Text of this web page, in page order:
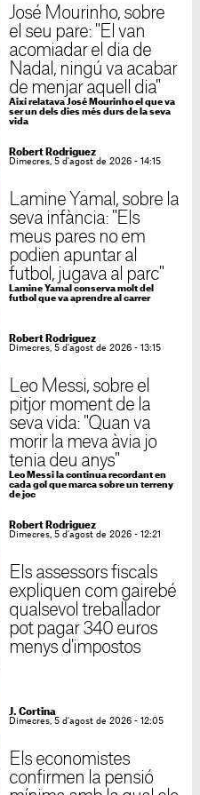
José Mourinho, sobre
el seu pare: "El van
acomiadar el dia de
Nadal, ningú va acabar
de menjar aquell dia"
Així relatava José Mourinho el que va
ser un dels dies més durs de la seva
vida
Robert Rodriguez
Dimecres, 5 d'agost de 2026 - 14:15
Lamine Yamal, sobre la
seva infància: "Els
meus pares no em
podien apuntar al
futbol, jugava al parc"
Lamine Yamal conserva molt del
futbol que va aprendre al carrer
Robert Rodriguez
Dimecres, 5 d'agost de 2026 - 13:15
Leo Messi, sobre el
pitjor moment de la
seva vida: "Quan va
morir la meva àvia jo
tenia deu anys"
Leo Messi la continua recordant en
cada gol que marca sobre un terreny
de joc
Robert Rodriguez
Dimecres, 5 d'agost de 2026 - 12:21
Els assessors fiscals
expliquen com gairebé
qualsevol treballador
pot pagar 340 euros
menys d'impostos
J. Cortina
Dimecres, 5 d'agost de 2026 - 12:05
Els economistes
confirmen la pensió